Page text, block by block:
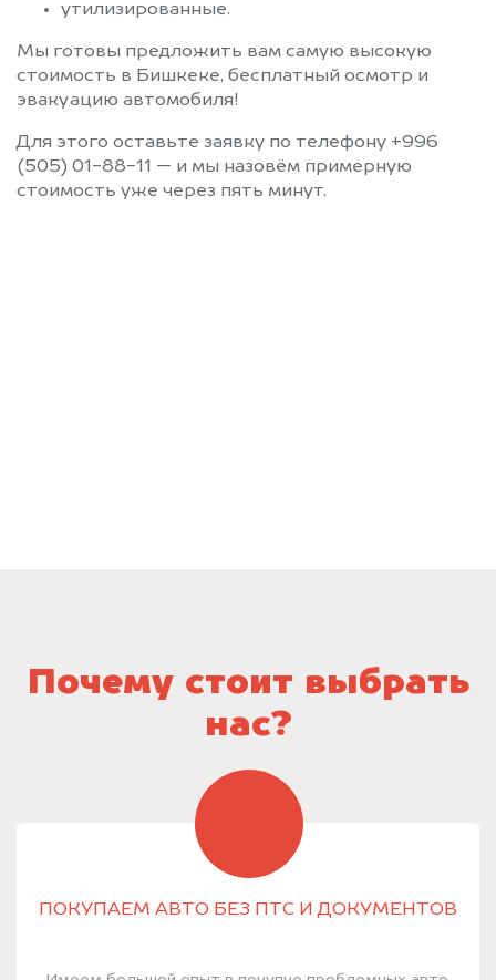
утилизированные.
Мы готовы предложить вам самую высокую
стоимость в Бишкеке, бесплатный осмотр и
эвакуацию автомобиля!
Для этого оставьте заявку по телефону +996
(505) 01-88-11 — и мы назовём примерную
стоимость уже через пять минут.
Почему стоит выбрать
нас?
ПОКУПАЕМ АВТО БЕЗ ПТС И ДОКУМЕНТОВ